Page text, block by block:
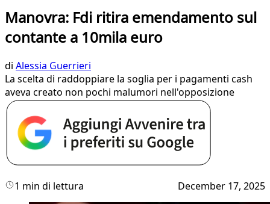
Manovra: Fdi ritira emendamento sul
contante a 10mila euro
di Alessia Guerrieri
La scelta di raddoppiare la soglia per i pagamenti cash
aveva creato non pochi malumori nell'opposizione
1 min di lettura December 17, 2025